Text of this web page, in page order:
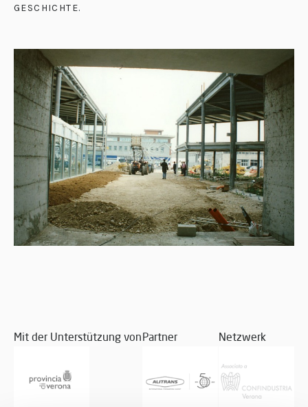
GESCHICHTE.
Mit der Unterstützung vonPartner Netzwerk